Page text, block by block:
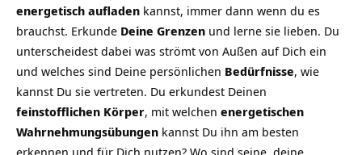
energetisch aufladen kannst, immer dann wenn du es
brauchst. Erkunde Deine Grenzen und lerne sie lieben. Du
unterscheidest dabei was strömt von Außen auf Dich ein
und welches sind Deine persönlichen Bedürfnisse, wie
kannst Du sie vertreten. Du erkundest Deinen
feinstofflichen Körper, mit welchen energetischen
Wahrnehmungsübungen kannst Du ihn am besten